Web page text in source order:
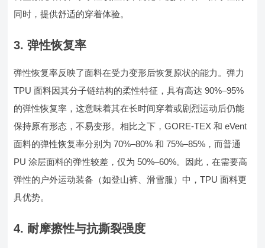
同时，提供舒适的穿着体验。
3. 弹性恢复率
弹性恢复率反映了面料在受力变形后恢复原状的能力。弹力
TPU 面料因其分子链结构的柔性特征，具有高达 90%–95%
的弹性恢复率，这意味着其在长时间穿着或剧烈运动后仍能
保持原有形态，不易变形。相比之下，GORE-TEX 和 eVent
面料的弹性恢复率分别为 70%–80% 和 75%–85%，而普通
PU 涂层面料的弹性较差，仅为 50%–60%。因此，在需要高
弹性的户外运动装备（如登山裤、滑雪服）中，TPU 面料更
具优势。
4. 耐摩擦性与抗撕裂强度